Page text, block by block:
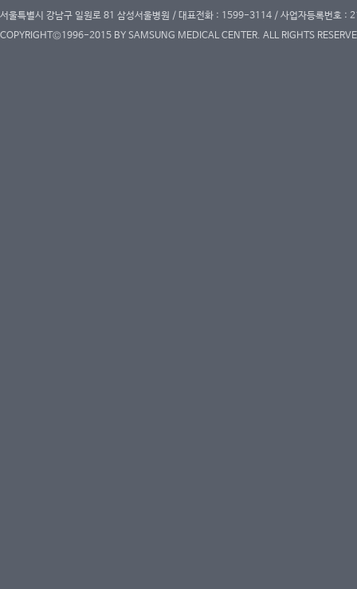
서울특별시 강남구 일원로 81 삼성서울병원 / 대표전화 : 1599-3114 / 사업자등록번호
COPYRIGHT©1996-2015 BY SAMSUNG MEDICAL CENTER. ALL RIGHTS